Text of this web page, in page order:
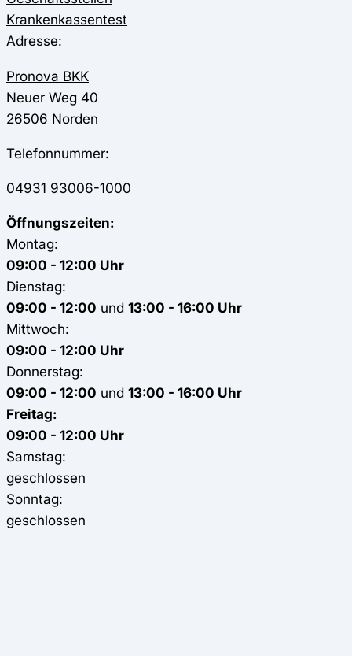
Krankenkassentest
Adresse:
Pronova BKK
Neuer Weg 40
26506 Norden
Telefonnummer:
04931 93006-1000
Öffnungszeiten:
Montag:
09:00 - 12:00 Uhr
Dienstag:
09:00 - 12:00 und 13:00 - 16:00 Uhr
Mittwoch:
09:00 - 12:00 Uhr
Donnerstag:
09:00 - 12:00 und 13:00 - 16:00 Uhr
Freitag:
09:00 - 12:00 Uhr
Samstag:
geschlossen
Sonntag:
geschlossen